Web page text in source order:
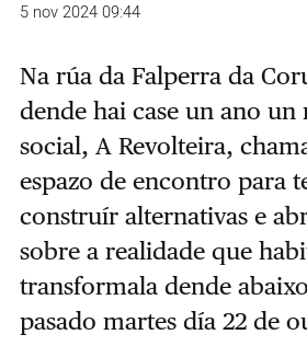
5 nov 2024 09:44
Na rúa da Falperra da
dende hai case un ano
social, A Revolteira,
espazo de encontro para
construír alternativas e
sobre a realidade que
transformala dende
pasado martes día 22 de